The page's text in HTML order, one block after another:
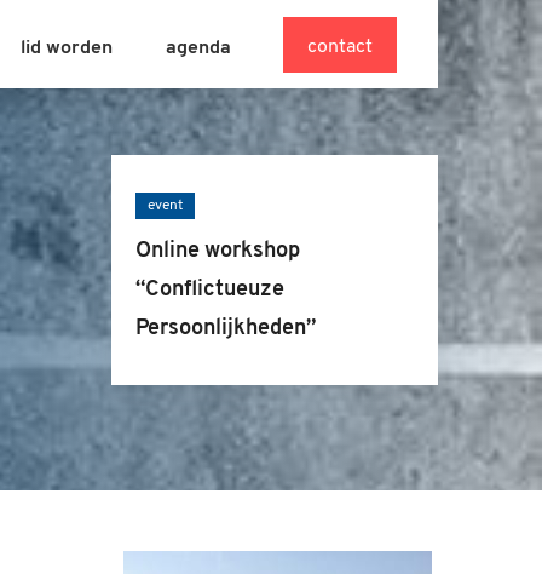
lid worden agenda contact
event
Online workshop
“Conflictueuze
Persoonlijkheden”